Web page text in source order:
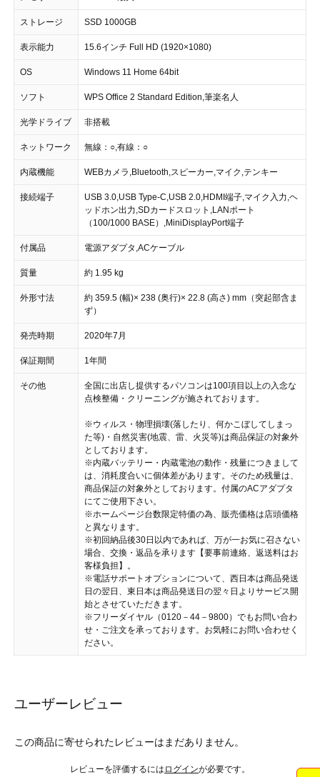
ストレージ SSD 1000GB
表示能力 15.6インチ Full HD (1920×1080)
OS Windows 11 Home 64bit
ソフト WPS Office 2 Standard Edition,筆楽名人
光学ドライブ 非搭載
ネットワーク 無線：○,有線：○
内蔵機能 WEBカメラ,Bluetooth,スピーカー,マイク,テンキー
接続端子
USB 3.0,USB Type-C,USB 2.0,HDMI端子,マイク入力,ヘ
ッドホン出力,SDカードスロット,LANポート
（100/1000 BASE）,MiniDisplayPort端子
付属品 電源アダプタ,ACケーブル
質量 約 1.95 kg
外形寸法
約 359.5 (幅)× 238 (奥行)× 22.8 (高さ) mm（突起部含ま
ず）
発売時期 2020年7月
保証期間 1年間
その他
全国に出店し提供するパソコンは100項目以上の入念な
点検整備・クリーニングが施されております。
※ウィルス・物理損壊(落したり、何かこぼしてしまっ
た等)・自然災害(地震、雷、火災等)は商品保証の対象外
としております。
※内蔵バッテリー・内蔵電池の動作・残量につきまして
は、消耗度合いに個体差があります。そのため残量は、
商品保証の対象外としております。付属のACアダプタ
にてご使用下さい。
※ホームページ台数限定特価の為、販売価格は店頭価格
と異なります。
※初回納品後30日以内であれば、万が一お気に召さない
場合、交換・返品を承ります【要事前連絡、返送料はお
客様負担】。
※電話サポートオプションについて、西日本は商品発送
日の翌日、東日本は商品発送日の翌々日よりサービス開
始とさせていただきます。
※フリーダイヤル（0120－44－9800）でもお問い合わ
せ・ご注文を承っております。お気軽にお問い合わせく
ださい。
ユーザーレビュー
この商品に寄せられたレビューはまだありません。
レビューを評価するには ログインが必要です。